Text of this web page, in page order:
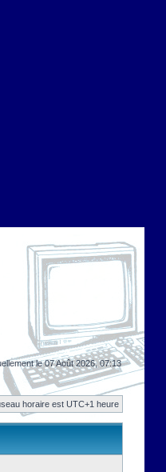
le 07 Août 2026, 07:13
horaire est UTC+1 heure